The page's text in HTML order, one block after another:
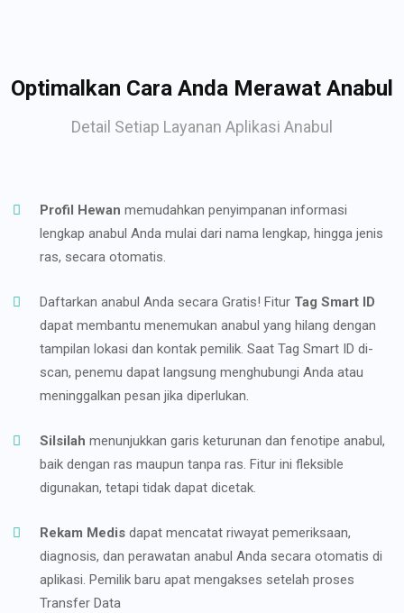
Optimalkan Cara Anda Merawat Anabul
Detail Setiap Layanan Aplikasi Anabul
Profil Hewan memudahkan penyimpanan informasi
lengkap anabul Anda mulai dari nama lengkap, hingga jenis
ras, secara otomatis.
Daftarkan anabul Anda secara Gratis! Fitur Tag Smart ID
dapat membantu menemukan anabul yang hilang dengan
tampilan lokasi dan kontak pemilik. Saat Tag Smart ID di-
scan, penemu dapat langsung menghubungi Anda atau
meninggalkan pesan jika diperlukan.
Silsilah menunjukkan garis keturunan dan fenotipe anabul,
baik dengan ras maupun tanpa ras. Fitur ini fleksible
digunakan, tetapi tidak dapat dicetak.
Rekam Medis dapat mencatat riwayat pemeriksaan,
diagnosis, dan perawatan anabul Anda secara otomatis di
aplikasi. Pemilik baru apat mengakses setelah proses
Transfer Data